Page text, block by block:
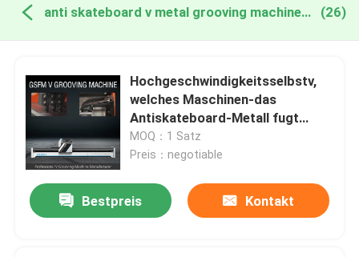
anti skateboard v metal grooving machine online manufacture (26)
Hochgeschwindigkeitsselbstv,
welches Maschinen-das
Antiskateboard-Metall fugt
Maschine 1232 fugt
MOQ：1 Satz
Preis：negotiable
Bestpreis Kontakt